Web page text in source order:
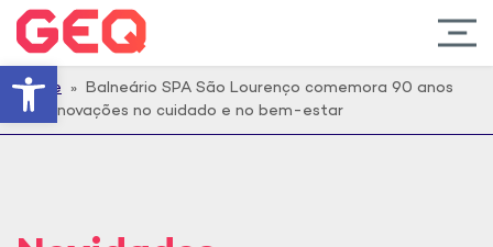
Home » Balneário SPA São Lourenço comemora 90 anos
com inovações no cuidado e no bem-estar
Barra de Ferramentas